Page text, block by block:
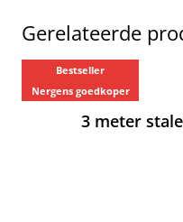
Gerelateerde
Bestseller
Nergens goedkoper
3 meter